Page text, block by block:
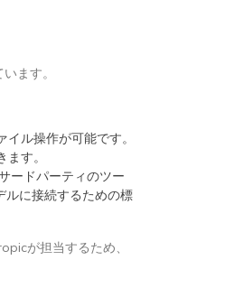
ます。
ル操作が可能です。
す。
ードパーティのツー
ルに接続するための標
が担当するため、